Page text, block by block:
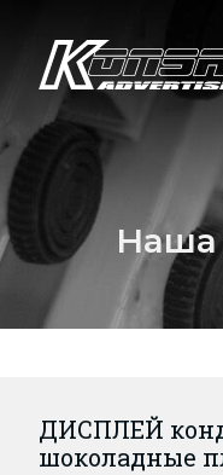
Наша
ДИСПЛЕЙ
шоколадные